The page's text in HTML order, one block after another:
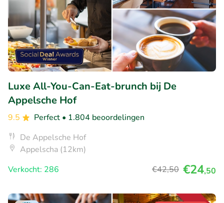
Luxe All-You-Can-Eat-brunch bij De
Appelsche Hof
9.5 Perfect • 1.804 beoordelingen
De Appelsche Hof
Appelscha (12km)
Verkocht: 286
€42,50 €24,50